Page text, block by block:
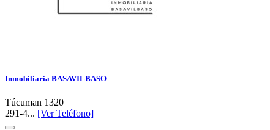
Inmobiliaria BASAVILBASO
Túcuman 1320
291-4... [Ver Teléfono]